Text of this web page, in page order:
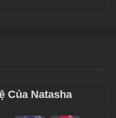
Của Natasha